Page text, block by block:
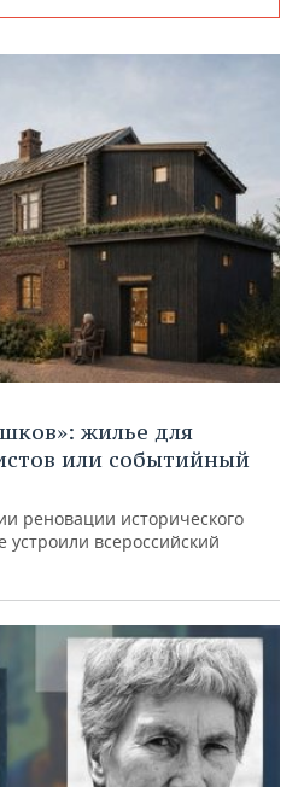
жилье для
или событийный
реновации исторического
устроили всероссийский